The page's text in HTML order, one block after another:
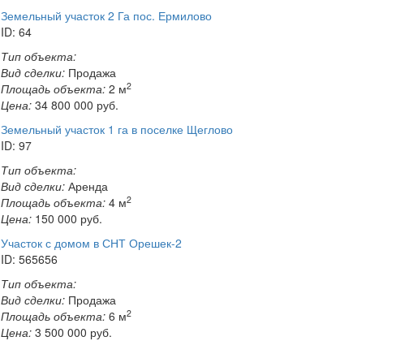
Земельный участок 2 Га пос. Ермилово
ID: 64
Тип объекта:
Вид сделки: Продажа
Площадь объекта: 2 м2
Цена: 34 800 000 руб.
Земельный участок 1 га в поселке Щеглово
ID: 97
Тип объекта:
Вид сделки: Аренда
Площадь объекта: 4 м2
Цена: 150 000 руб.
Участок с домом в СНТ Орешек-2
ID: 565656
Тип объекта:
Вид сделки: Продажа
Площадь объекта: 6 м2
Цена: 3 500 000 руб.